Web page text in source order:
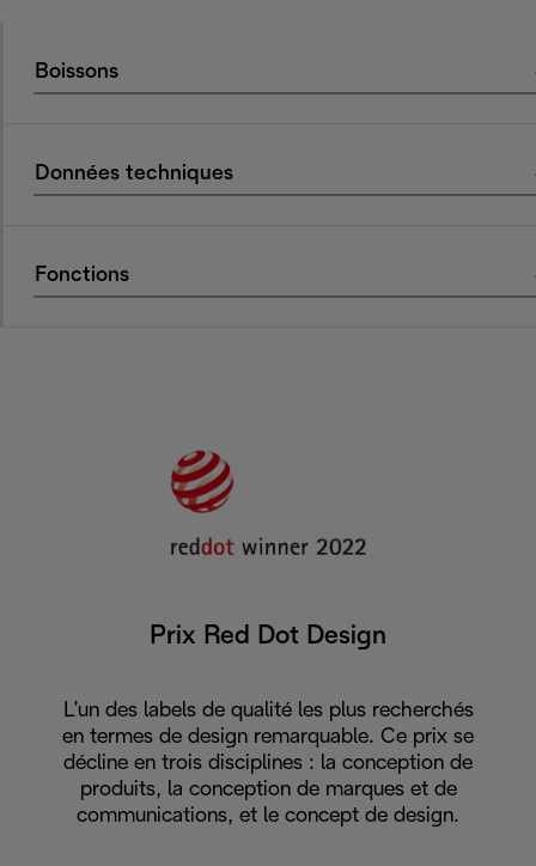
Boissons
Données techniques
Fonctions
Prix Red Dot Design
L’un des labels de qualité les plus recherchés
en termes de design remarquable. Ce prix se
décline en trois disciplines : la conception de
produits, la conception de marques et de
communications, et le concept de design.